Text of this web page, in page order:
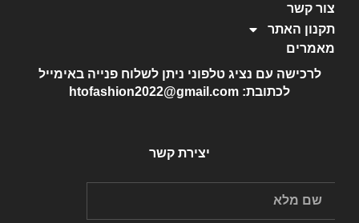
צור קשר
תקנון האתר
מאמרים
לרכישה עם נציג טלפוני ניתן לשלוח פנייה באימייל
לכתובת: htofashion2022@gmail.com
יצירת קשר